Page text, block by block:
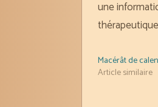
une
Macérât de
Article similaire